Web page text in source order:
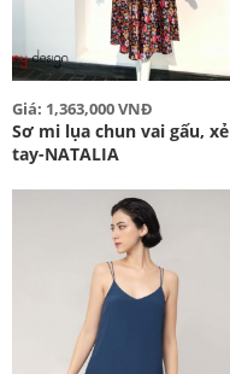
Giá: 1,363,000 VNĐ
Sơ mi lụa chun vai gấu, xẻ
tay-NATALIA